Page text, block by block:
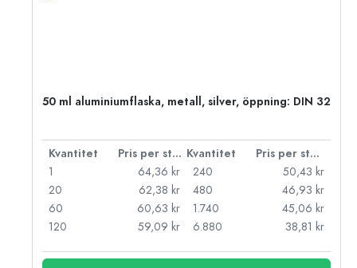
50 ml aluminiumflaska, metall, silver, öppning: DIN 32
Kvantitet Pris per styck Kvantitet
Pris per styck
1
64,36 kr
20
62,38 kr
60
60,63 kr
120
59,09 kr
240
50,43 kr
480
46,93 kr
1.740
45,06 kr
6.880
38,81 kr